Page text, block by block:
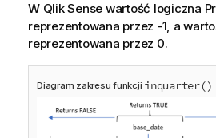
W Qlik Sense wartość logiczna
reprezentowana przez -1, a
reprezentowana przez 0.
Diagram zakresu funkcji inquarter()